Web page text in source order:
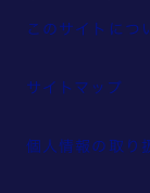
このサイトにつ
サイトマップ
個人情報の取り